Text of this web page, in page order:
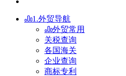
1.外贸导航
外贸常用
关税查询
各国海关
企业查询
商标专利